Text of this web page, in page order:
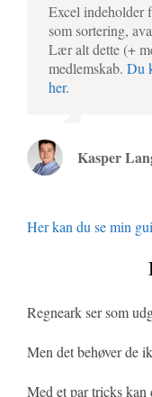
Excel indeholder
som sortering,
Lær alt dette (+
medlemskab. Du
her.
Kasper
Her kan du se min
Regneark ser som
Men det behøver de
Med et par tricks kan